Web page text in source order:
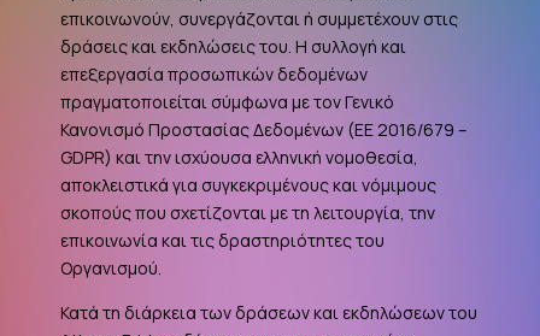
επικοινωνούν, συνεργάζονται ή συμμετέχουν στις
δράσεις και εκδηλώσεις του. Η συλλογή και
επεξεργασία προσωπικών δεδομένων
πραγματοποιείται σύμφωνα με τον Γενικό
Κανονισμό Προστασίας Δεδομένων (ΕΕ 2016/679 –
GDPR) και την ισχύουσα ελληνική νομοθεσία,
αποκλειστικά για συγκεκριμένους και νόμιμους
σκοπούς που σχετίζονται με τη λειτουργία, την
επικοινωνία και τις δραστηριότητες του
Οργανισμού.
Κατά τη διάρκεια των δράσεων και εκδηλώσεων του